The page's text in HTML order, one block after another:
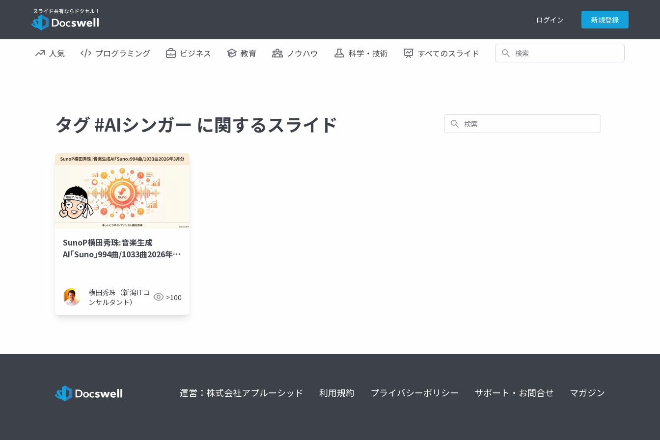
ログイン 新規登録
人気 プログラミング ビジネス 教育 ノウハウ 科学・技術 すべてのスライド 検索
タグ #AIシンガー に関するスライド 検索
SunoP横田秀珠:音楽生成
AI｢Suno｣994曲/1033曲2026年3
横田秀珠（新潟ITコ
ンサルタント）
>100
運営：株式会社アプルーシッド 利用規約 プライバシーポリシー サポート・お問合せ マガジン